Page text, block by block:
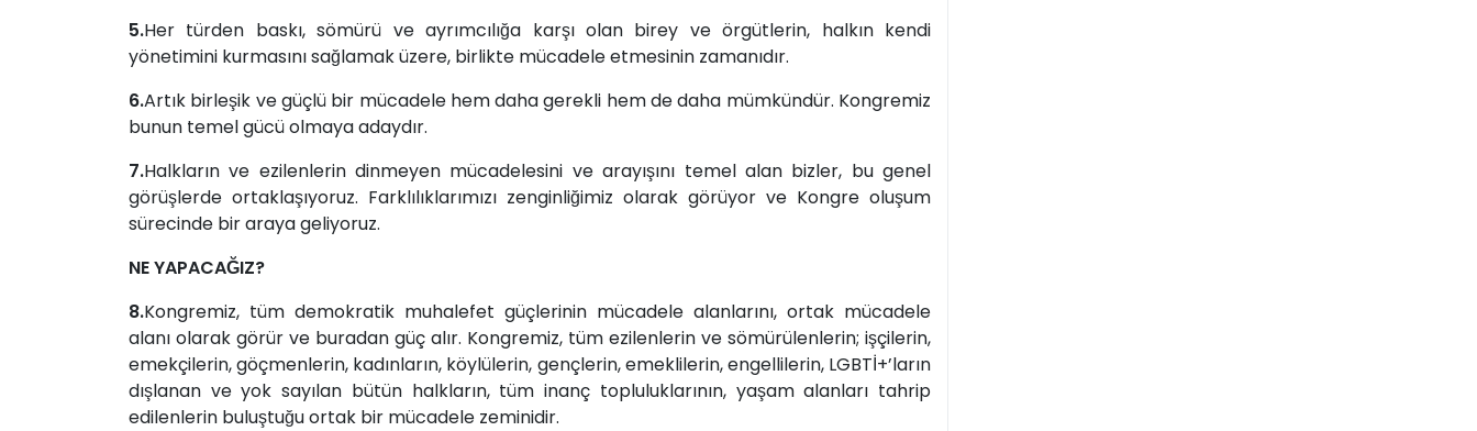
5.Her türden baskı, sömürü ve ayrımcılığa karşı olan birey ve örgütlerin, halkın kendi
yönetimini kurmasını sağlamak üzere, birlikte mücadele etmesinin zamanıdır.
6.Artık birleşik ve güçlü bir mücadele hem daha gerekli hem de daha mümkündür. Kongremiz
bunun temel gücü olmaya adaydır.
7.Halkların ve ezilenlerin dinmeyen mücadelesini ve arayışını temel alan bizler, bu genel
görüşlerde ortaklaşıyoruz. Farklılıklarımızı zenginliğimiz olarak görüyor ve Kongre oluşum
sürecinde bir araya geliyoruz.
NE YAPACAĞIZ?
8.Kongremiz, tüm demokratik muhalefet güçlerinin mücadele alanlarını, ortak mücadele
alanı olarak görür ve buradan güç alır. Kongremiz, tüm ezilenlerin ve sömürülenlerin; işçilerin,
emekçilerin, göçmenlerin, kadınların, köylülerin, gençlerin, emeklilerin, engellilerin, LGBTİ+’ların
dışlanan ve yok sayılan bütün halkların, tüm inanç topluluklarının, yaşam alanları tahrip
edilenlerin buluştuğu ortak bir mücadele zeminidir.